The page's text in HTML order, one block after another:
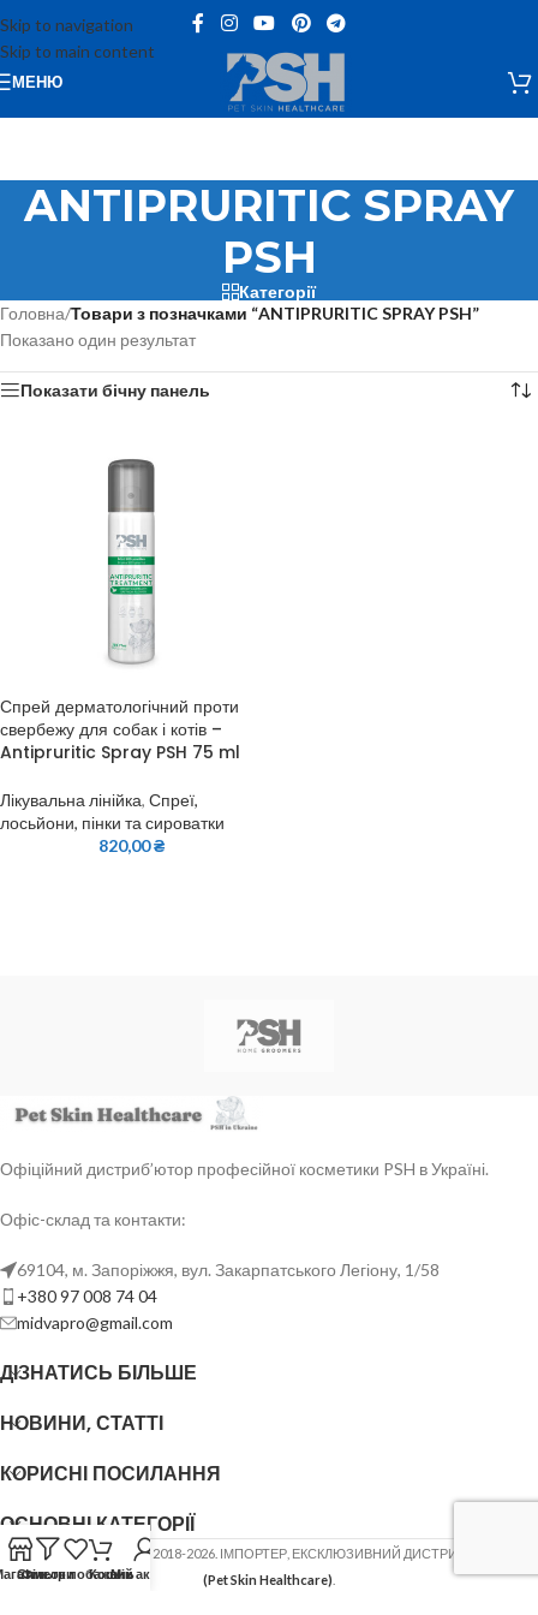
Skip to navigation
Skip to main content
МЕНЮ
ANTIPRURITIC SPRAY
PSH
Категорії
Головна/Товари з позначками “ANTIPRURITIC SPRAY PSH”
Показано один результат
Показати бічну панель
Спрей дерматологічний проти
свербежу для собак і котів –
Antipruritic Spray PSH 75 ml
Лікувальна лінійка, Спреї,
лосьйони, пінки та сироватки
820,00₴
Офіційний дистриб’ютор професійної косметики PSH в Україні.
Офіс-склад та контакти:
69104, м. Запоріжжя, вул. Закарпатського Легіону, 1/58
+380 97 008 74 04
midvapro@gmail.com
ДІЗНАТИСЬ БІЛЬШЕ
НОВИНИ, СТАТТІ
КОРИСНІ ПОСИЛАННЯ
ОСНОВНІ КАТЕГОРІЇ
ФОП ШОВГЕНЮК Ю.В. 2018-2026. ІМПОРТЕР, ЕКСКЛЮЗИВНИЙ ДИСТРИБ'ЮТОР
(Pet Skin Healthcare)
Фільтри
Список побажань
КошикМій акаунт